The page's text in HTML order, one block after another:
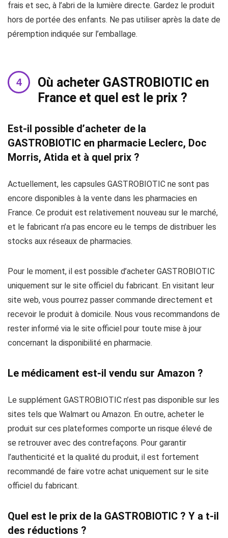
frais et sec, à l’abri de la lumière directe. Gardez le produit
hors de portée des enfants. Ne pas utiliser après la date de
péremption indiquée sur l’emballage.
Où acheter GASTROBIOTIC en
France et quel est le prix ?
Est-il possible d’acheter de la
GASTROBIOTIC en pharmacie Leclerc, Doc
Morris, Atida et à quel prix ?
Actuellement, les capsules GASTROBIOTIC ne sont pas
encore disponibles à la vente dans les pharmacies en
France. Ce produit est relativement nouveau sur le marché,
et le fabricant n’a pas encore eu le temps de distribuer les
stocks aux réseaux de pharmacies.
Pour le moment, il est possible d’acheter GASTROBIOTIC
uniquement sur le site officiel du fabricant. En visitant leur
site web, vous pourrez passer commande directement et
recevoir le produit à domicile. Nous vous recommandons de
rester informé via le site officiel pour toute mise à jour
concernant la disponibilité en pharmacie.
Le médicament est-il vendu sur Amazon ?
Le supplément GASTROBIOTIC n’est pas disponible sur les
sites tels que Walmart ou Amazon. En outre, acheter le
produit sur ces plateformes comporte un risque élevé de
se retrouver avec des contrefaçons. Pour garantir
l’authenticité et la qualité du produit, il est fortement
recommandé de faire votre achat uniquement sur le site
officiel du fabricant.
Quel est le prix de la GASTROBIOTIC ? Y a t-il
des réductions ?